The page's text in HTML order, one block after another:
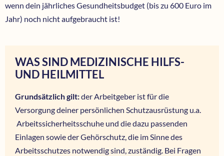
wenn dein jährliches Gesundheitsbudget (bis zu 600 Euro im
Jahr) noch nicht aufgebraucht ist!
WAS SIND MEDIZINISCHE HILFS-
UND HEILMITTEL
Grundsätzlich gilt:der Arbeitgeber ist für die
Versorgung deiner persönlichen Schutzausrüstung u.a.
Arbeitssicherheitsschuhe und die dazu passenden
Einlagen sowie der Gehörschutz, die im Sinne des
Arbeitsschutzes notwendig sind, zuständig. Bei Fragen